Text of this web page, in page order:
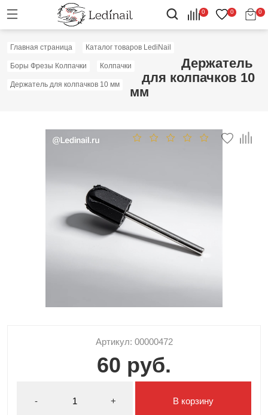
0 0 0
Главная страница Каталог товаров LediNail
Боры Фрезы Колпачки Колпачки
Держатель для колпачков 10 мм
Держатель
для колпачков 10
мм
Артикул: 00000472
60 руб.
- + В корзину